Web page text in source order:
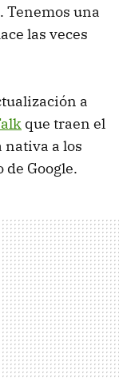
Tenemos una
las veces
a
que traen el
nativa a los
Google.